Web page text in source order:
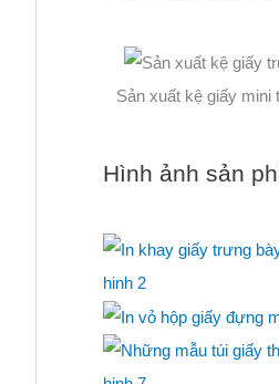
Sản xuất kệ giấy mini
Hình ảnh sản